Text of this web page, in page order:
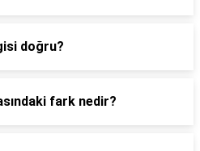
doğru?
fark nedir?